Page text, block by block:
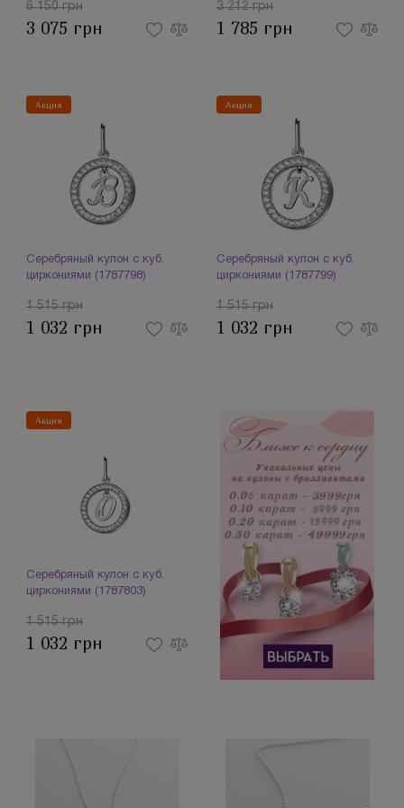
6 150 грн
3 075 грн
3 212 грн
1 785 грн
Акция
Серебряный кулон с куб.
циркониями (1787798)
1 515 грн
1 032 грн
Акция
Серебряный кулон с куб.
циркониями (1787799)
1 515 грн
1 032 грн
Акция
Серебряный кулон с куб.
циркониями (1787803)
1 515 грн
1 032 грн